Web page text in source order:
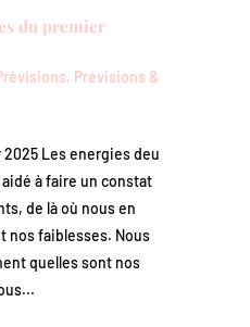
du premier
, Prévisions &
Les energies deu
à faire un constat
de là où nous en
nos faiblesses. Nous
quelles sont nos